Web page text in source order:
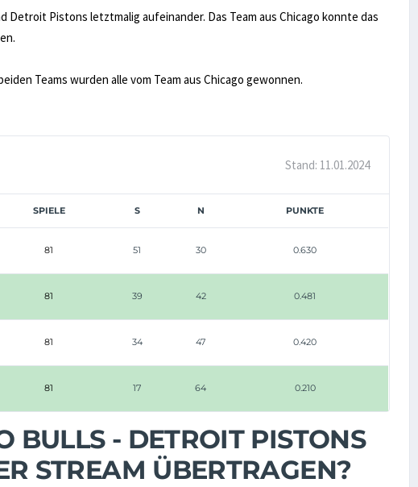
Detroit Pistons letztmalig aufeinander. Das Team aus Chicago konnte das
Teams wurden alle vom Team aus Chicago gewonnen.
Stand: 11.01.2024
SPIELE S N PUNKTE
81 51 30 0.630
81 39 42 0.481
81 34 47 0.420
81 17 64 0.210
BULLS - DETROIT PISTONS
STREAM ÜBERTRAGEN?